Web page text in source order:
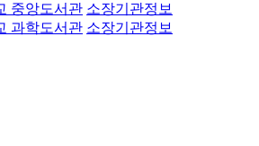
중앙도서관 소장기관정보
과학도서관 소장기관정보